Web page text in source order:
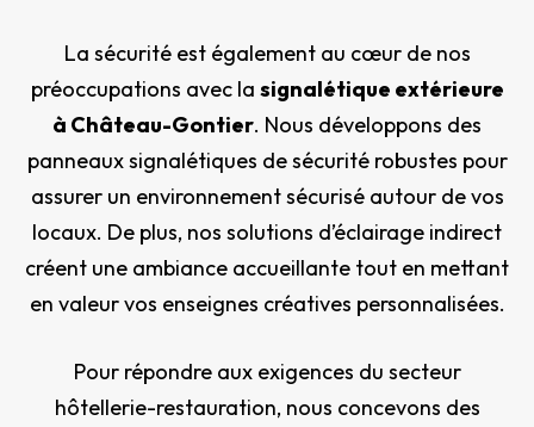
La sécurité est également au cœur de nos
préoccupations avec la signalétique extérieure
à Château-Gontier. Nous développons des
panneaux signalétiques de sécurité robustes pour
assurer un environnement sécurisé autour de vos
locaux. De plus, nos solutions d’éclairage indirect
créent une ambiance accueillante tout en mettant
en valeur vos enseignes créatives personnalisées.
Pour répondre aux exigences du secteur
hôtellerie-restauration, nous concevons des